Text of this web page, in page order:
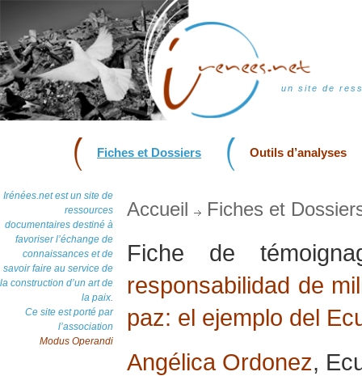
un site de
Fiches et Dossiers Outils d’analyses
Irénées.net est un site de
ressources
documentaires destiné à
favoriser l’échange de
connaissances et de
savoir faire au service de
la construction d’un art de
la paix.
Ce site est porté par
l’association
Modus Operandi
Accueil Fiches et
Fiche de
responsabilidad de
paz: el ejemplo del
Angélica Ordonez,